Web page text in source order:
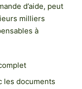
d’aide, peut
milliers
à
les documents